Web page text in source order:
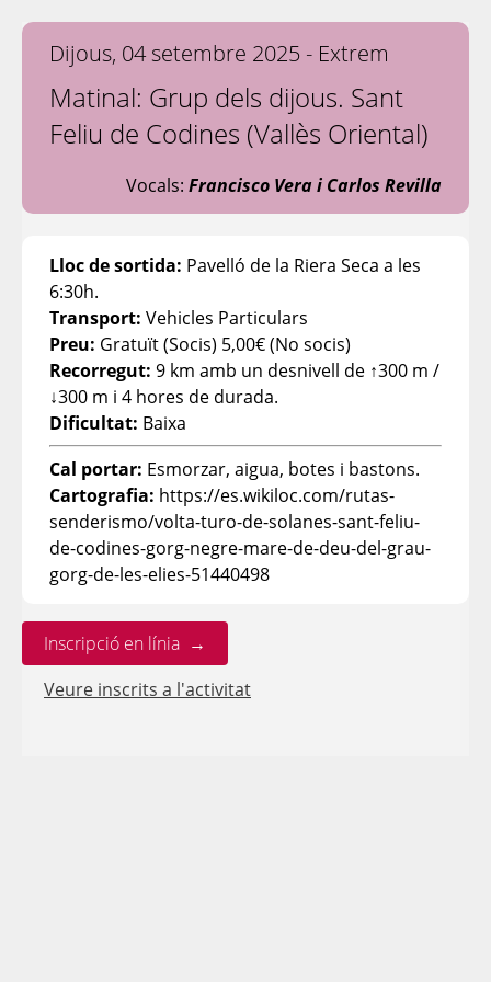
Dijous, 04 setembre 2025 - Extrem
Matinal: Grup dels dijous. Sant
Feliu de Codines (Vallès Oriental)
Vocals: Francisco Vera i Carlos Revilla
Lloc de sortida: Pavelló de la Riera Seca a les
6:30h.
Transport: Vehicles Particulars
Preu: Gratuït (Socis) 5,00€ (No socis)
Recorregut: 9 km amb un desnivell de ↑300 m /
↓300 m i 4 hores de durada.
Dificultat: Baixa
Cal portar: Esmorzar, aigua, botes i bastons.
Cartografia: https://es.wikiloc.com/rutas-
senderismo/volta-turo-de-solanes-sant-feliu-
de-codines-gorg-negre-mare-de-deu-del-grau-
gorg-de-les-elies-51440498
Inscripció en línia →
Veure inscrits a l'activitat